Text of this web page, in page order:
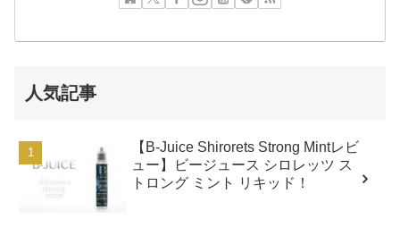
人気記事
【B-Juice Shirorets Strong Mintレビ
ュー】ビージュース シロレッツ ス
トロング ミント リキッド！